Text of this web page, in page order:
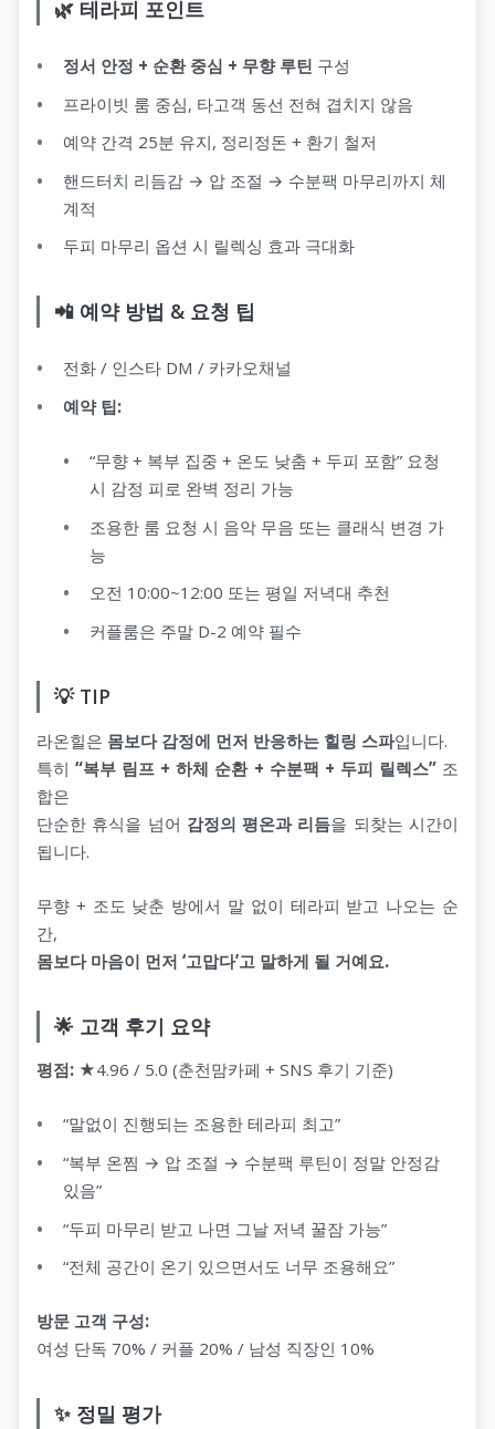
🌿 테라피 포인트
정서 안정 + 순환 중심 + 무향 루틴 구성
프라이빗 룸 중심, 타고객 동선 전혀 겹치지 않음
예약 간격 25분 유지, 정리정돈 + 환기 철저
핸드터치 리듬감 → 압 조절 → 수분팩 마무리까지 체
계적
두피 마무리 옵션 시 릴렉싱 효과 극대화
📲 예약 방법 & 요청 팁
전화 / 인스타 DM / 카카오채널
예약 팁:
“무향 + 복부 집중 + 온도 낮춤 + 두피 포함” 요청
시 감정 피로 완벽 정리 가능
조용한 룸 요청 시 음악 무음 또는 클래식 변경 가
능
오전 10:00~12:00 또는 평일 저녁대 추천
커플룸은 주말 D-2 예약 필수
💡 TIP
라온힐은 몸보다 감정에 먼저 반응하는 힐링 스파입니다.
특히“복부 림프 + 하체 순환 + 수분팩 + 두피 릴렉스”조
합은
단순한 휴식을 넘어 감정의 평온과 리듬을 되찾는 시간이
됩니다.
무향 + 조도 낮춘 방에서 말 없이 테라피 받고 나오는 순
간,
몸보다 마음이 먼저 ‘고맙다’고 말하게 될 거예요.
🌟 고객 후기 요약
평점: ★4.96 / 5.0 (춘천맘카페 + SNS 후기 기준)
“말없이 진행되는 조용한 테라피 최고”
“복부 온찜 → 압 조절 → 수분팩 루틴이 정말 안정감
있음”
“두피 마무리 받고 나면 그날 저녁 꿀잠 가능”
“전체 공간이 온기 있으면서도 너무 조용해요”
방문 고객 구성:
여성 단독 70% / 커플 20% / 남성 직장인 10%
✨ 정밀 평가